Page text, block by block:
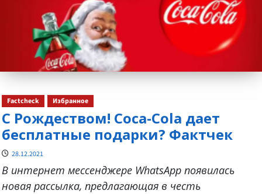
Factcheck Избранное
С Рождеством! Coca-Cola дает
бесплатные подарки? Фактчек
28.12.2021
В интернет мессенджере WhatsApp появилась
новая рассылка, предлагающая в честь